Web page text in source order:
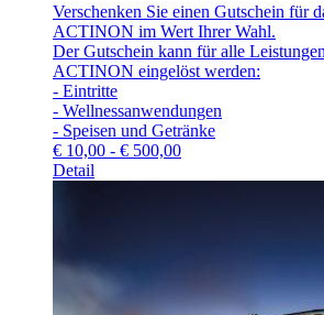
Verschenken Sie einen Gutschein für
ACTINON im Wert Ihrer Wahl.
Der Gutschein kann für alle
ACTINON eingelöst werden:
- Eintritte
- Wellnessanwendungen
- Speisen und Getränke
€ 10,00 - € 500,00
Detail